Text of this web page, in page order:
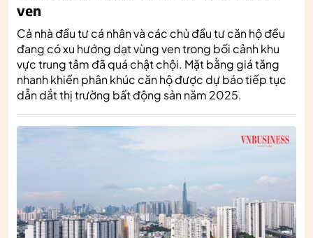
ven
Cả nhà đầu tư cá nhân và các chủ đầu tư căn hộ đều
đang có xu hướng dạt vùng ven trong bối cảnh khu
vực trung tâm đã quá chật chội. Mặt bằng giá tăng
nhanh khiến phân khúc căn hộ được dự báo tiếp tục
dẫn dắt thị trường bất động sản năm 2025.